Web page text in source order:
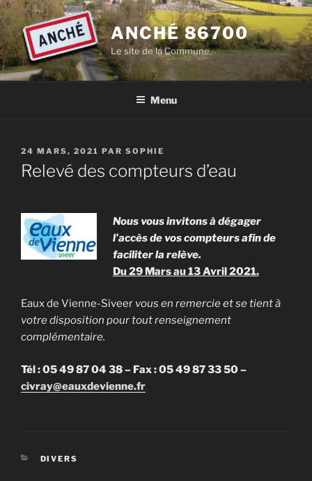
Aller
au
contenu
principal
ANCHÉ 86700
Le site de la Commune
Menu
PUBLIÉ
LE
24 MARS, 2021 PAR SOPHIE
Relevé des compteurs d’eau
Nous vous invitons à dégager
l’accès de vos compteurs afin de
faciliter la relève.
Du 29 Mars au 13 Avril 2021.
Eaux de Vienne-Siveer vous en remercie et se tient à
votre disposition pour tout renseignement
complémentaire.
Tél : 05 49 87 04 38 – Fax : 05 49 87 33 50 –
civray@eauxdevienne.fr
CATÉGORIES
DIVERS